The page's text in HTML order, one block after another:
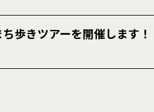
歩きツアーを開催します